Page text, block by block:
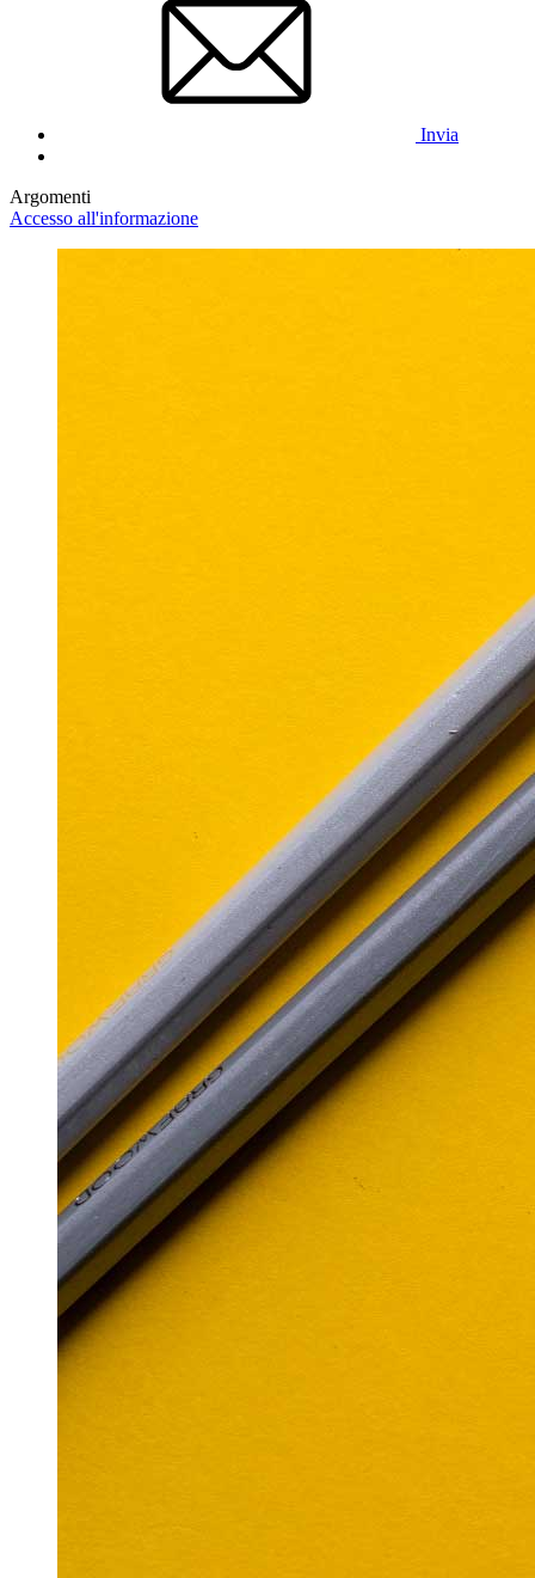
Invia
Argomenti
Accesso all'informazione